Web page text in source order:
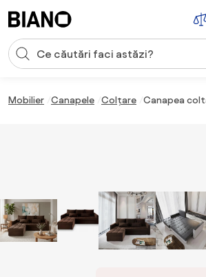
Introducerea căutării
Mobilier Canapele Colțare Canapea